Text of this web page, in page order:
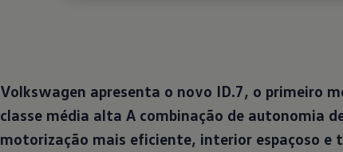
Volkswagen apresenta o novo ID.7, o primeiro
classe média alta A combinação de autonomia
motorização mais eficiente, interior espaçoso e